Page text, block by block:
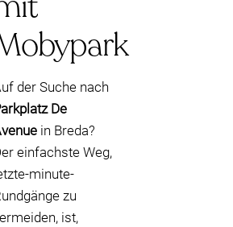
der Suche nach
De
in Breda?
einfachste Weg,
minute-
zu
ist,